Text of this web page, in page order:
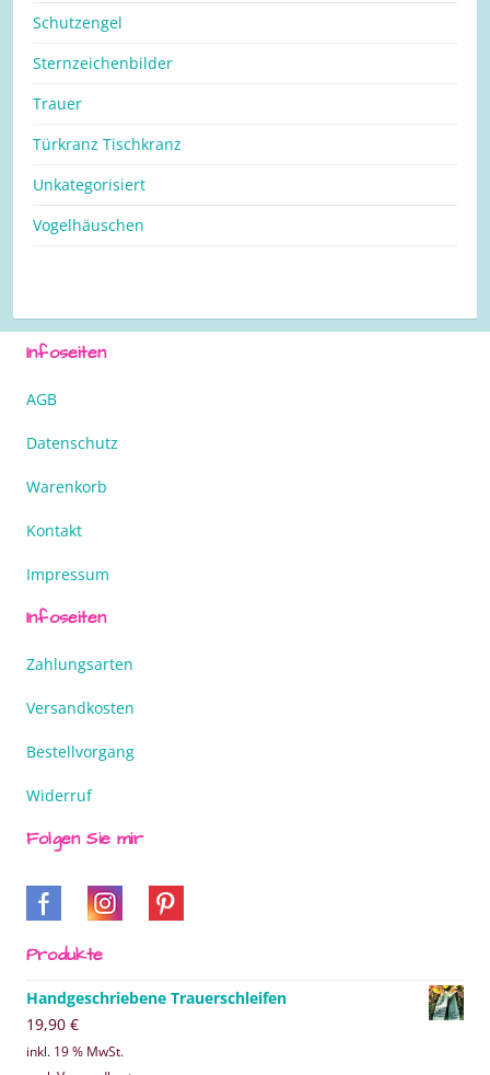
Schutzengel
Sternzeichenbilder
Trauer
Türkranz Tischkranz
Unkategorisiert
Vogelhäuschen
Infoseiten
AGB
Datenschutz
Warenkorb
Kontakt
Impressum
Infoseiten
Zahlungsarten
Versandkosten
Bestellvorgang
Widerruf
Folgen Sie mir
Produkte
Handgeschriebene Trauerschleifen
19,90 €
inkl. 19 % MwSt.